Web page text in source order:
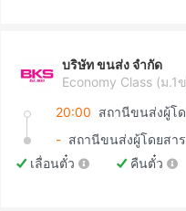
บริษัท ขนส่ง จำกัด
Economy Class (ม.1
20:00
- สถานีขนส่งผู้โดยสา
เลื่อนตั๋ว
คืนตั๋ว